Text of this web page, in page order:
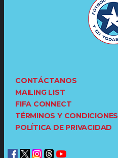
CONTÁCTANOS
MAILING LIST
FIFA CONNECT
TÉRMINOS Y CONDICIONES
POLÍTICA DE PRIVACIDAD